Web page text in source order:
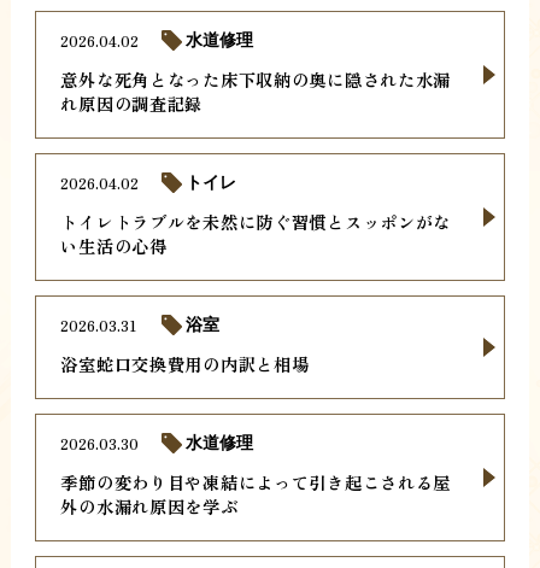
意外な死角となった床下収納の奥に隠された水漏
れ原因の調査記録
2026.04.02 水道修理
トイレトラブルを未然に防ぐ習慣とスッポンがな
い生活の心得
2026.04.02 トイレ
浴室蛇口交換費用の内訳と相場
2026.03.31 浴室
季節の変わり目や凍結によって引き起こされる屋
外の水漏れ原因を学ぶ
2026.03.30 水道修理